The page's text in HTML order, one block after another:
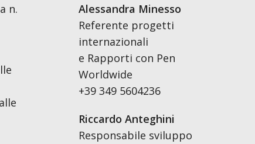
n.
Alessandra Minesso
Referente progetti
internazionali
e Rapporti con Pen
Worldwide
+39 349 5604236
Riccardo Anteghini
Responsabile sviluppo